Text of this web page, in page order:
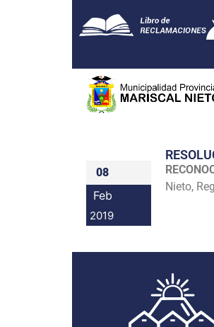
08
Feb
2019
Nieto,